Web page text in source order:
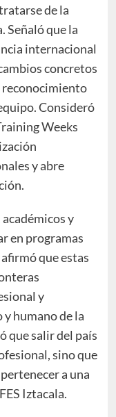
de la
Señaló que la
internacional
concretos
reconocimiento
Consideró
Weeks
y abre
y
en programas
que estas
y
humano de la
que salir del país
sino que
a una
Iztacala.